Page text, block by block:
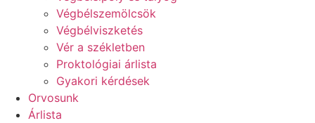
Végbélszemölcsök
Végbélviszketés
Vér a székletben
Proktológiai árlista
Gyakori kérdések
Orvosunk
Árlista